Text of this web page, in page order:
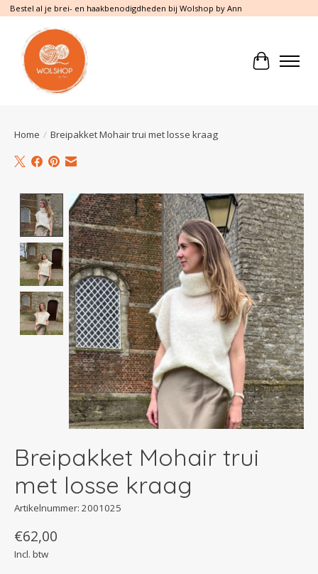
Bestel al je brei- en haakbenodigdheden bij Wolshop by Ann
Home / Breipakket Mohair trui met losse kraag
Product image slideshow Items
Breipakket Mohair trui
met losse kraag
Artikelnummer: 2001025
€62,00
Incl. btw